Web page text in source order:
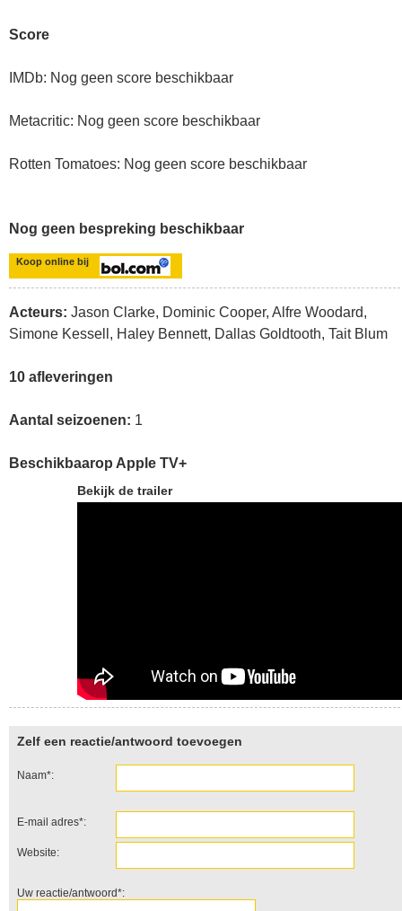
Score
IMDb: Nog geen score beschikbaar
Metacritic: Nog geen score beschikbaar
Rotten Tomatoes: Nog geen score beschikbaar
Nog geen bespreking beschikbaar
Koop online bij
Acteurs: Jason Clarke, Dominic Cooper, Alfre Woodard,
Simone Kessell, Haley Bennett, Dallas Goldtooth, Tait Blum
10 afleveringen
Aantal seizoenen: 1
Beschikbaarop Apple TV+
Bekijk de trailer
Zelf een reactie/antwoord toevoegen
Naam*:
E-mail adres*:
Website:
Uw reactie/antwoord*: